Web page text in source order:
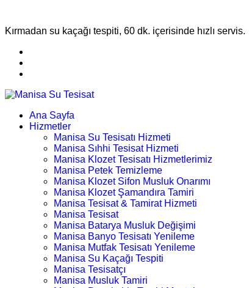
Kırmadan su kaçağı tespiti, 60 dk. içerisinde hızlı servis.
Ana Sayfa
Hizmetler
Manisa Su Tesisatı Hizmeti
Manisa Sıhhi Tesisat Hizmeti
Manisa Klozet Tesisatı Hizmetlerimiz
Manisa Petek Temizleme
Manisa Klozet Sifon Musluk Onarımı
Manisa Klozet Şamandıra Tamiri
Manisa Tesisat & Tamirat Hizmeti
Manisa Tesisat
Manisa Batarya Musluk Değişimi
Manisa Banyo Tesisatı Yenileme
Manisa Mutfak Tesisatı Yenileme
Manisa Su Kaçağı Tespiti
Manisa Tesisatçı
Manisa Musluk Tamiri